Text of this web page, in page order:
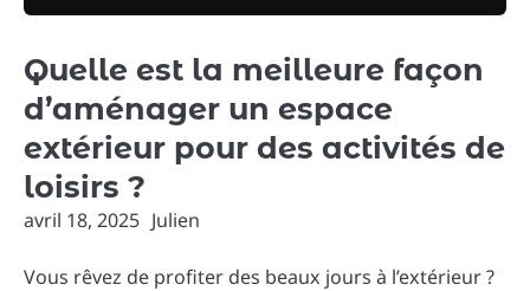
Quelle est la meilleure façon
d’aménager un espace
extérieur pour des activités de
loisirs ?
avril 18, 2025 Julien
Vous rêvez de profiter des beaux jours à l’extérieur ?